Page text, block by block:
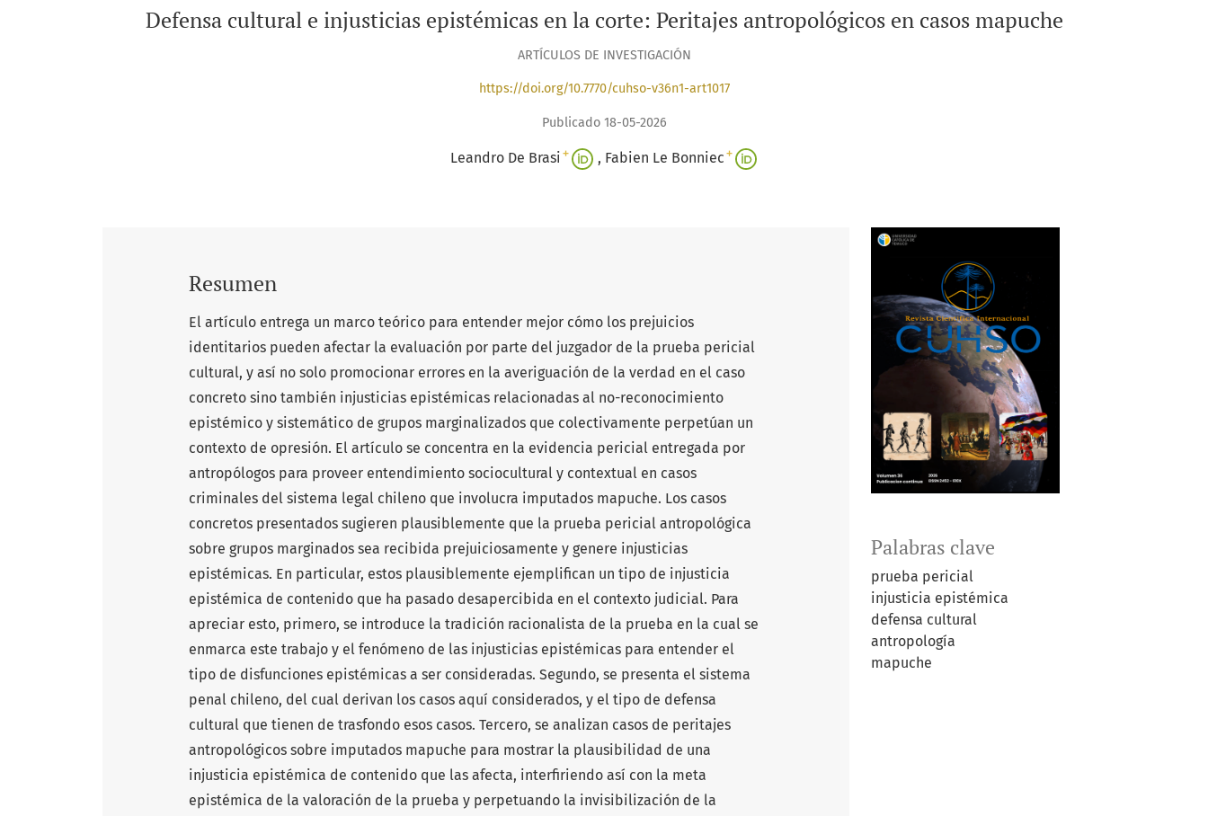
Defensa cultural e injusticias epistémicas en la corte: Peritajes antropológicos en casos mapuche
ARTÍCULOS DE INVESTIGACIÓN
https://doi.org/10.7770/cuhso-v36n1-art1017
Publicado 18-05-2026
Leandro De Brasi + Fabien Le Bonniec +
Palabras clave
prueba pericial
injusticia epistémica
defensa cultural
antropología
mapuche
Resumen
El artículo entrega un marco teórico para entender mejor cómo los prejuicios
identitarios pueden afectar la evaluación por parte del juzgador de la prueba pericial
cultural, y así no solo promocionar errores en la averiguación de la verdad en el caso
concreto sino también injusticias epistémicas relacionadas al no-reconocimiento
epistémico y sistemático de grupos marginalizados que colectivamente perpetúan un
contexto de opresión. El artículo se concentra en la evidencia pericial entregada por
antropólogos para proveer entendimiento sociocultural y contextual en casos
criminales del sistema legal chileno que involucra imputados mapuche. Los casos
concretos presentados sugieren plausiblemente que la prueba pericial antropológica
sobre grupos marginados sea recibida prejuiciosamente y genere injusticias
epistémicas. En particular, estos plausiblemente ejemplifican un tipo de injusticia
epistémica de contenido que ha pasado desapercibida en el contexto judicial. Para
apreciar esto, primero, se introduce la tradición racionalista de la prueba en la cual se
enmarca este trabajo y el fenómeno de las injusticias epistémicas para entender el
tipo de disfunciones epistémicas a ser consideradas. Segundo, se presenta el sistema
penal chileno, del cual derivan los casos aquí considerados, y el tipo de defensa
cultural que tienen de trasfondo esos casos. Tercero, se analizan casos de peritajes
antropológicos sobre imputados mapuche para mostrar la plausibilidad de una
injusticia epistémica de contenido que las afecta, interfiriendo así con la meta
epistémica de la valoración de la prueba y perpetuando la invisibilización de la